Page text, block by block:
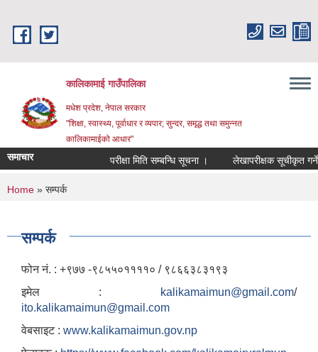
कालिकामाई गाउँपालिका
मधेश प्रदेश, नेपाल सरकार
"शिक्षा, स्वास्थ्य, पूर्वाधार र व्यपार; सुन्दर, समृद्ध तथा समुन्नत
कालिकामाईको आधार"
समाचार परीक्षा मिति सम्बन्धि सूचना । लेखापरीक्षक सूचीकृत गर्ने
You are here
Home » सम्पर्क
सम्पर्क
फोन नं. : ‍+९७७ -९८५५०११११० / ९८६६३८३१९३
इमेल :
kalikamaimun@gmail.com/
ito.kalikamaimun@gmail.com
वेबसाइट : www.kalikamaimun.gov.np